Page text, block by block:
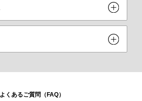
よくあるご質問（FAQ）